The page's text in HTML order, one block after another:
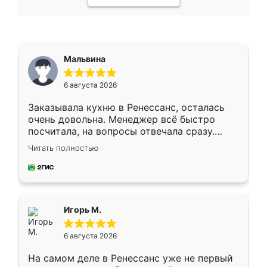
Мальвина
6 августа 2026
Заказывала кухню в Ренессанс, осталась
очень довольна. Менеджер всё быстро
посчитала, на вопросы отвечала сразу.
Замерщик приехал в субботу, подошёл к
делу со всей ответственностью. Собрали
за день, ребята работали аккуратно, даже
Читать полностью
Игорь М.
6 августа 2026
На самом деле в Ренессанс уже не первый